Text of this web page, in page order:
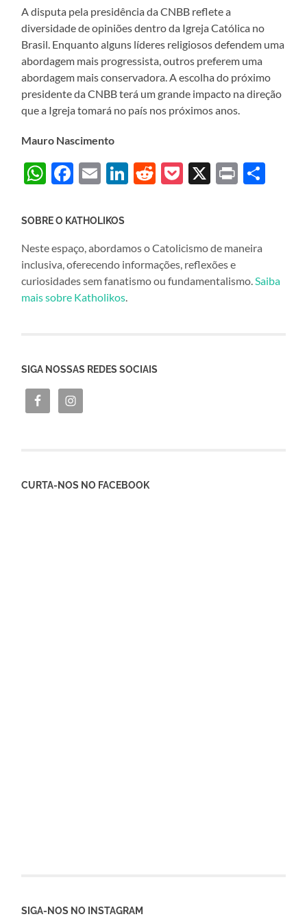
A disputa pela presidência da CNBB reflete a
diversidade de opiniões dentro da Igreja Católica no
Brasil. Enquanto alguns líderes religiosos defendem uma
abordagem mais progressista, outros preferem uma
abordagem mais conservadora. A escolha do próximo
presidente da CNBB terá um grande impacto na direção
que a Igreja tomará no país nos próximos anos.
Mauro Nascimento
WhatsApp
Facebook
EmailLinkedIn
Reddit
Pocket
X Print
SOBRE O KATHOLIKOS
Neste espaço, abordamos o Catolicismo de maneira
inclusiva, oferecendo informações, reflexões e
curiosidades sem fanatismo ou fundamentalismo.Saiba
mais sobre Katholikos.
SIGA NOSSAS REDES SOCIAIS
CURTA-NOS NO FACEBOOK
SIGA-NOS NO INSTAGRAM